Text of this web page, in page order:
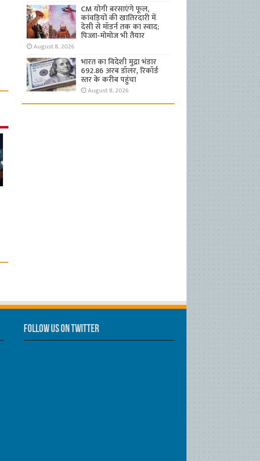
CM योगी बरसाएंगे फूल,
कांवड़ियों की खातिरदारी में
देसी से मॉडर्न तक का स्वाद;
पिज्जा-मोमोज भी तैयार
August 8, 2026
भारत का विदेशी मुद्रा भंडार
692.86 अरब डॉलर, रिकॉर्ड
स्तर के करीब पहुंचा
August 8, 2026
Follow us on Twitter